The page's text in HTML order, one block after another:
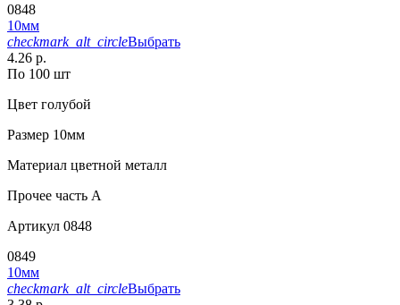
0848
10мм
checkmark_alt_circleВыбрать
4.26 р.
По 100 шт
Цвет голубой
Размер 10мм
Материал цветной металл
Прочее часть A
Артикул 0848
0849
10мм
checkmark_alt_circleВыбрать